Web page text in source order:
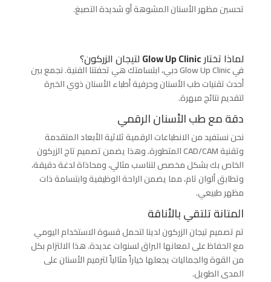
تحسين مظهر الأسنان المشوهة أو شديدة التصبغ.
لماذا تختارGlow Up Clinic لتيجان الزركون؟
فيGlow Up Clinicدبي، ابتسامتك هي تحفتنا الفنية. نجمع بين
أحدث تقنيات طب الأسنان وحرفية أطباء الأسنان ذوي الخبرة
لتقديم نتائج مبهرة.
دقة مع طب الأسنان الرقمي
نحن نستفيد من الانطباعات الرقمية ثلاثية الأبعاد المتقدمة
وتقنيةCAD/CAMالمتطورة. وهذا يضمن تصميم تاج الزركون
الخاص بك بشكل مخصص لتناسب مثالي، ومحاذاة لدغة دقيقة،
وتطابق ألوان تام، مما يضمن الراحة الوظيفية وابتسامة ذات
مظهر طبيعي.
المتانة تلتقي بالأناقة
تم تصميم تيجان الزركون لدينا لتحمل قسوة الاستخدام اليومي
مع الحفاظ على لمعانها البراق لسنوات عديدة. هذا الالتزام بكل
من القوة والجماليات يجعلها خياراً مثالياً لترميم الأسنان على
المدى الطويل.